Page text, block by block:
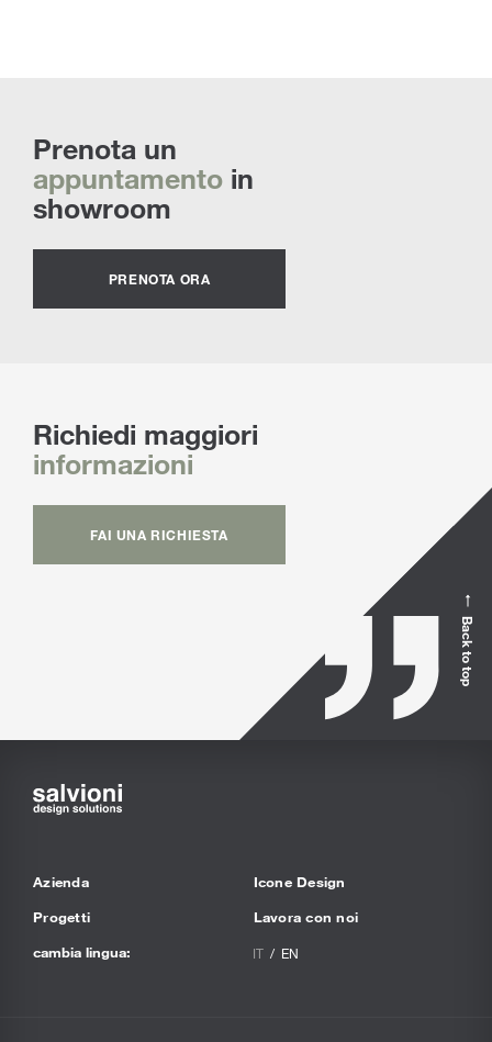
Prenota un
appuntamento in
showroom
PRENOTA ORA
Richiedi maggiori
informazioni
FAI UNA RICHIESTA
Back to top
Azienda
Progetti
Icone Design
Lavora con noi
cambia lingua:
IT EN